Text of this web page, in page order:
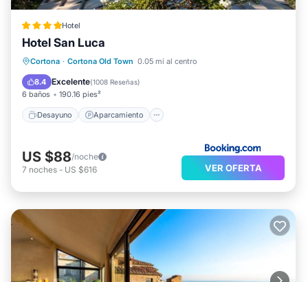
Hotel
Hotel San Luca
Cortona · Cortona Old Town 0.05 mi al centro
8.4 Excelente(1008 Reseñas)
6 baños 190.16 pies²
Desayuno Aparcamiento
Desayuno
Aparcamiento
Balcón/Terraza
US $88/noche
7 noches - US $616 VER OFERTA